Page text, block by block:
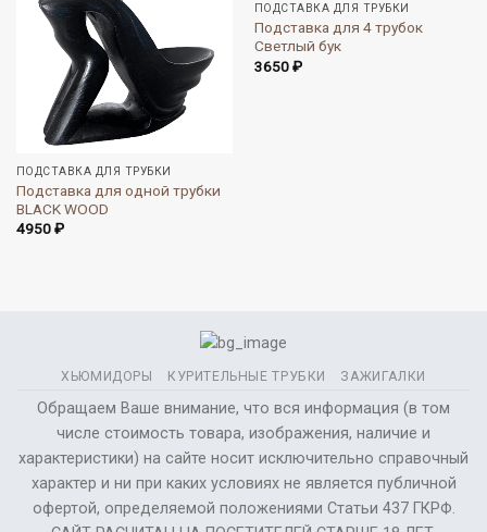
ПОДСТАВКА ДЛЯ ТРУБКИ
Подставка для одной трубки
BLACK WOOD
4950₽
ПОДСТАВКА ДЛЯ ТРУБКИ
Подставка для 4 трубок
Светлый бук
3650₽
ХЬЮМИДОРЫ КУРИТЕЛЬНЫЕ ТРУБКИ ЗАЖИГАЛКИ
Обращаем Ваше внимание, что вся информация (в том
числе стоимость товара, изображения, наличие и
характеристики) на сайте носит исключительно справочный
характер и ни при каких условиях не является публичной
офертой, определяемой положениями Статьи 437 ГКРФ.